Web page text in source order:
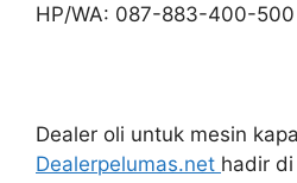
HP/WA: 087-883-400-500
Dealer oli untuk mesin
Dealerpelumas.net hadir